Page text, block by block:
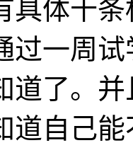
具体十
过一周
道了。
道自己